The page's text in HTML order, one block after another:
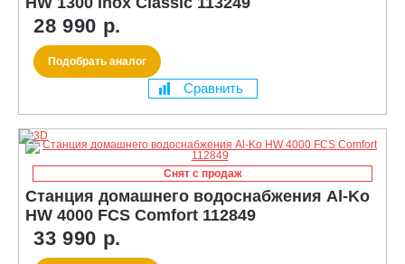
28 990 р.
Подобрать аналог
Сравнить
Снят с продаж
Станция домашнего водоснабжения Al-Ko
HW 4000 FCS Comfort 112849
33 990 р.